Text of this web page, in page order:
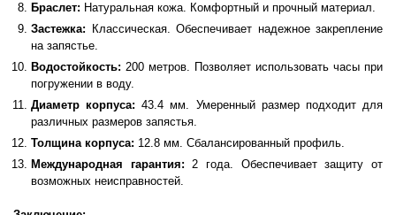
Браслет: Натуральная кожа. Комфортный и прочный материал.
Застежка: Классическая. Обеспечивает надежное закрепление
на запястье.
Водостойкость: 200 метров. Позволяет использовать часы при
погружении в воду.
Диаметр корпуса: 43.4 мм. Умеренный размер подходит для
различных размеров запястья.
Толщина корпуса: 12.8 мм. Сбалансированный профиль.
Международная гарантия: 2 года. Обеспечивает защиту от
возможных неисправностей.